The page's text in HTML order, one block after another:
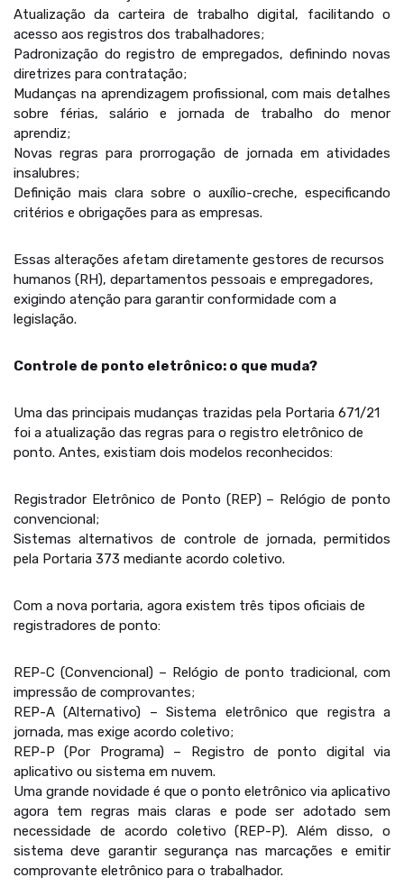
Atualização da carteira de trabalho digital, facilitando o
acesso aos registros dos trabalhadores;
Padronização do registro de empregados, definindo novas
diretrizes para contratação;
Mudanças na aprendizagem profissional, com mais detalhes
sobre férias, salário e jornada de trabalho do menor
aprendiz;
Novas regras para prorrogação de jornada em atividades
insalubres;
Definição mais clara sobre o auxílio-creche, especificando
critérios e obrigações para as empresas.
Essas alterações afetam diretamente gestores de recursos
humanos (RH), departamentos pessoais e empregadores,
exigindo atenção para garantir conformidade com a
legislação.
Controle de ponto eletrônico: o que muda?
Uma das principais mudanças trazidas pela Portaria 671/21
foi a atualização das regras para o registro eletrônico de
ponto. Antes, existiam dois modelos reconhecidos:
Registrador Eletrônico de Ponto (REP) – Relógio de ponto
convencional;
Sistemas alternativos de controle de jornada, permitidos
pela Portaria 373 mediante acordo coletivo.
Com a nova portaria, agora existem três tipos oficiais de
registradores de ponto:
REP-C (Convencional) – Relógio de ponto tradicional, com
impressão de comprovantes;
REP-A (Alternativo) – Sistema eletrônico que registra a
jornada, mas exige acordo coletivo;
REP-P (Por Programa) – Registro de ponto digital via
aplicativo ou sistema em nuvem.
Uma grande novidade é que o ponto eletrônico via aplicativo
agora tem regras mais claras e pode ser adotado sem
necessidade de acordo coletivo (REP-P). Além disso, o
sistema deve garantir segurança nas marcações e emitir
comprovante eletrônico para o trabalhador.